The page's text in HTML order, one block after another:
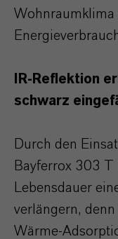
Wohnraumklima
IR-Reflektion
schwarz
Durch den
Bayferrox 303 T
Lebensdauer
verlängern,
Wärme-